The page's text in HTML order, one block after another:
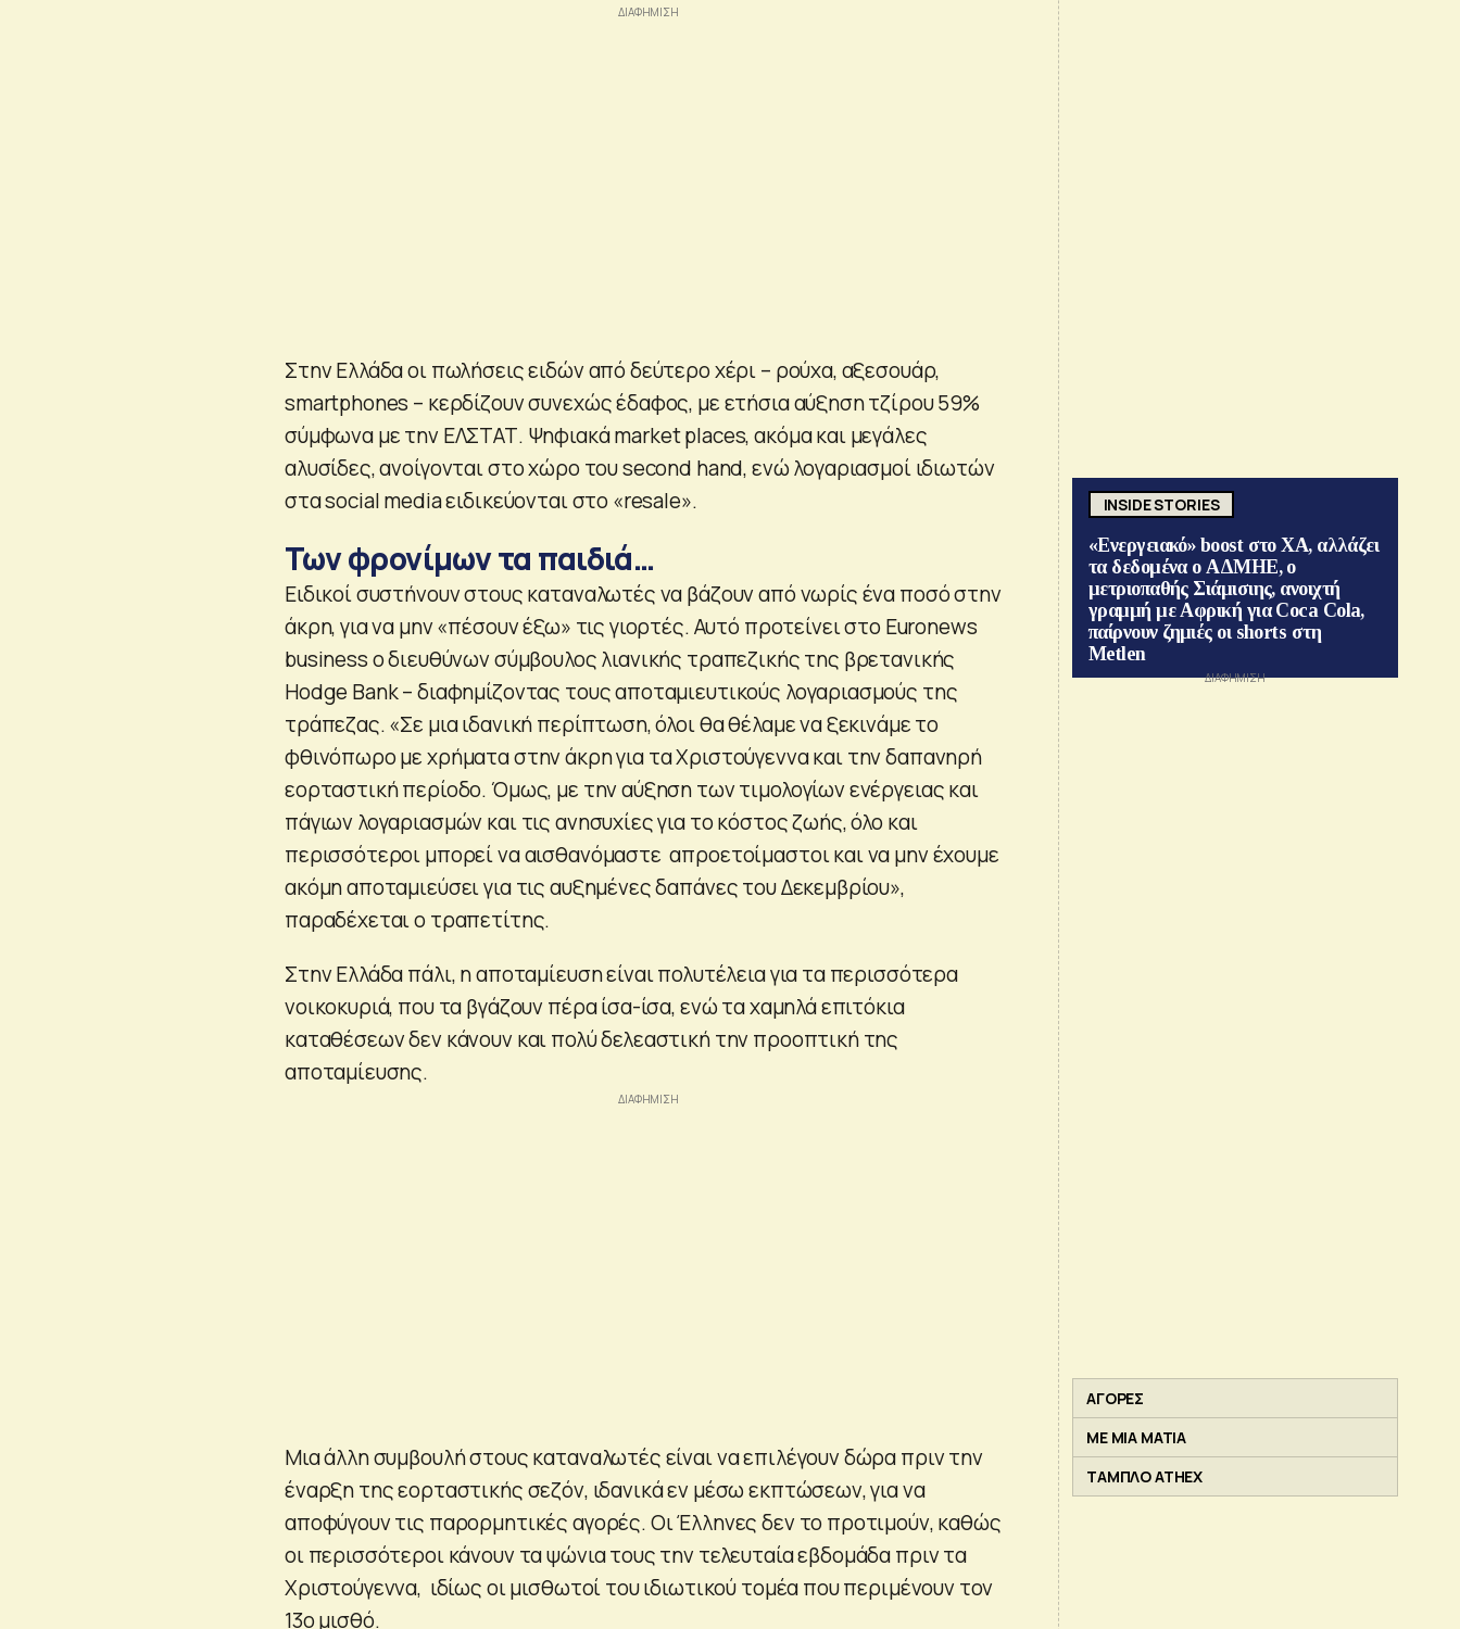
Στην Ελλάδα οι πωλήσεις ειδών από δεύτερο χέρι – ρούχα, αξεσουάρ,
smartphones – κερδίζουν συνεχώς έδαφος, με ετήσια αύξηση τζίρου 59%
σύμφωνα με την ΕΛΣΤΑΤ. Ψηφιακά market places, ακόμα και μεγάλες
αλυσίδες, ανοίγονται στο χώρο του second hand, ενώ λογαριασμοί ιδιωτών
στα social media ειδικεύονται στο «resale».
Των φρονίμων τα παιδιά…
Ειδικοί συστήνουν στους καταναλωτές να βάζουν από νωρίς ένα ποσό στην
άκρη, για να μην «πέσουν έξω» τις γιορτές. Αυτό προτείνει στο Εuronews
business ο διευθύνων σύμβουλος λιανικής τραπεζικής της βρετανικής
Hodge Bank – διαφημίζοντας τους αποταμιευτικούς λογαριασμούς της
τράπεζας. «Σε μια ιδανική περίπτωση, όλοι θα θέλαμε να ξεκινάμε το
φθινόπωρο με χρήματα στην άκρη για τα Χριστούγεννα και την δαπανηρή
εορταστική περίοδο. Όμως, με την αύξηση των τιμολογίων ενέργειας και
πάγιων λογαριασμών και τις ανησυχίες για το κόστος ζωής, όλο και
περισσότεροι μπορεί να αισθανόμαστε απροετοίμαστοι και να μην έχουμε
ακόμη αποταμιεύσει για τις αυξημένες δαπάνες του Δεκεμβρίου»,
παραδέχεται ο τραπετίτης.
Στην Ελλάδα πάλι, η αποταμίευση είναι πολυτέλεια για τα περισσότερα
νοικοκυριά, που τα βγάζουν πέρα ίσα-ίσα, ενώ τα χαμηλά επιτόκια
καταθέσεων δεν κάνουν και πολύ δελεαστική την προοπτική της
αποταμίευσης.
Μια άλλη συμβουλή στους καταναλωτές είναι να επιλέγουν δώρα πριν την
έναρξη της εορταστικής σεζόν, ιδανικά εν μέσω εκπτώσεων, για να
αποφύγουν τις παρορμητικές αγορές. Οι Έλληνες δεν το προτιμούν, καθώς
οι περισσότεροι κάνουν τα ψώνια τους την τελευταία εβδομάδα πριν τα
Χριστούγεννα, ιδίως οι μισθωτοί του ιδιωτικού τομέα που περιμένουν τον
13ο μισθό.
INSIDE STORIES
«Ενεργειακό» boost στο ΧΑ, αλλάζει
τα δεδομένα ο ΑΔΜΗΕ, ο
μετριοπαθής Σιάμισιης, ανοιχτή
γραμμή με Αφρική για Coca Cola,
παίρνουν ζημιές οι shorts στη
Metlen
ΑΓΟΡΕΣ
ΜΕ ΜΙΑ ΜΑΤΙΑ
ΤΑΜΠΛΟ ATHEX